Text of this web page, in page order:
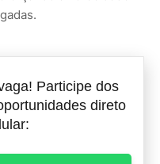
Participe dos
direto